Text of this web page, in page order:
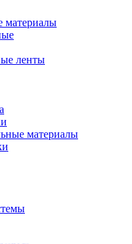
материалы
ленты
материалы